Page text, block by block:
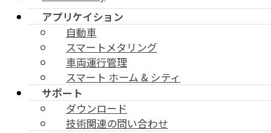
アプリケイション
自動車
スマートメタリング
車両運行管理
スマート ホーム & シティ
サポート
ダウンロード
技術関連の問い合わせ